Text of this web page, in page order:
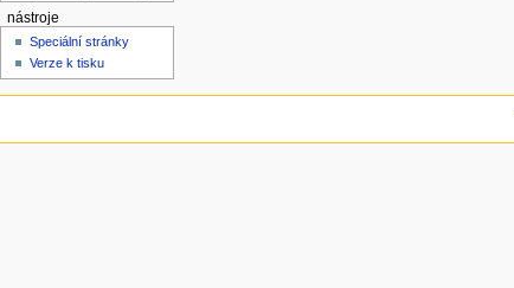
nástroje
Speciální stránky
Verze k tisku